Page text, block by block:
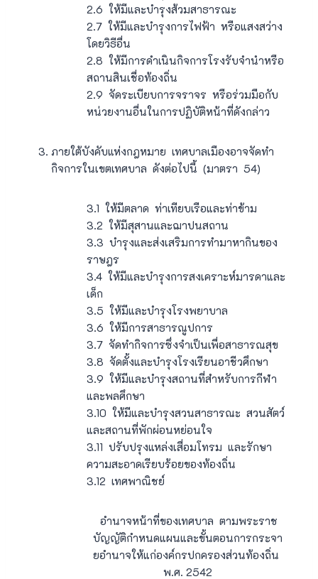
2.6 ให้มีและบำรุงส้วมสาธารณะ
2.7 ให้มีและบำรุงการไฟฟ้า หรือแสงสว่าง
โดยวิธีอื่น
2.8 ให้มีการดำเนินกิจการโรงรับจำนำหรือ
สถานสินเชื่อท้องถิ่น
2.9 จัดระเบียบการจราจร หรือร่วมมือกับ
หน่วยงานอื่นในการปฏิบัติหน้าที่ดังกล่าว
ภายใต้บังคับแห่งกฎหมาย เทศบาลเมืองอาจจัดทำ
กิจการในเขตเทศบาล ดังต่อไปนี้ (มาตรา 54)
3.1 ให้มีตลาด ท่าเทียบเรือและท่าข้าม
3.2 ให้มีสุสานและฌาปนสถาน
3.3 บำรุงและส่งเสริมการทำมาหากินของ
ราษฎร
3.4 ให้มีและบำรุงการสงเคราะห์มารดาและ
เด็ก
3.5 ให้มีและบำรุงโรงพยาบาล
3.6 ให้มีการสาธารณูปการ
3.7 จัดทำกิจการซึ่งจำเป็นเพื่อสาธารณสุข
3.8 จัดตั้งและบำรุงโรงเรียนอาชีวศึกษา
3.9 ให้มีและบำรุงสถานที่สำหรับการกีฬา
และพลศึกษา
3.10 ให้มีและบำรุงสวนสาธารณะ สวนสัตว์
และสถานที่พักผ่อนหย่อนใจ
3.11 ปรับปรุงแหล่งเสื่อมโทรม และรักษา
ความสะอาดเรียบร้อยของท้องถิ่น
3.12 เทศพาณิชย์
อำนาจหน้าที่ของเทศบาล ตามพระราช
บัญญัติกำหนดแผนและขั้นตอนการกระจา
ยอำนาจให้แก่องค์กรปกครองส่วนท้องถิ่น
พ.ศ. 2542